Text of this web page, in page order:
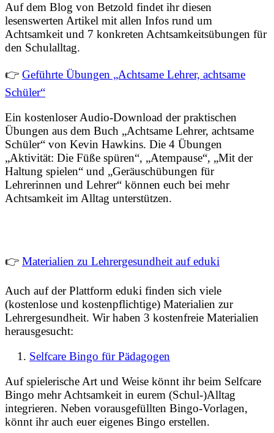
Auf dem Blog von Betzold findet ihr diesen
lesenswerten Artikel mit allen Infos rund um
Achtsamkeit und 7 konkreten Achtsamkeitsübungen für
den Schulalltag.
👉 Geführte Übungen „Achtsame Lehrer, achtsame
Schüler“
Ein kostenloser Audio-Download der praktischen
Übungen aus dem Buch „Achtsame Lehrer, achtsame
Schüler“ von Kevin Hawkins. Die 4 Übungen
„Aktivität: Die Füße spüren“, „Atempause“, „Mit der
Haltung spielen“ und „Geräuschübungen für
Lehrerinnen und Lehrer“ können euch bei mehr
Achtsamkeit im Alltag unterstützen.
👉 Materialien zu Lehrergesundheit auf eduki
Auch auf der Plattform eduki finden sich viele
(kostenlose und kostenpflichtige) Materialien zur
Lehrergesundheit. Wir haben 3 kostenfreie Materialien
herausgesucht:
Selfcare Bingo für Pädagogen
Auf spielerische Art und Weise könnt ihr beim Selfcare
Bingo mehr Achtsamkeit in eurem (Schul-)Alltag
integrieren. Neben vorausgefüllten Bingo-Vorlagen,
könnt ihr auch euer eigenes Bingo erstellen.